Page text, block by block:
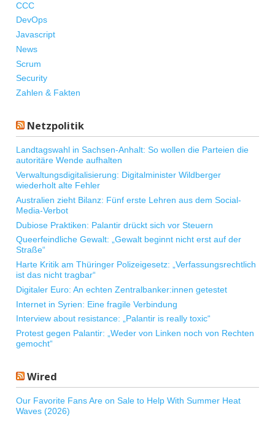
CCC
DevOps
Javascript
News
Scrum
Security
Zahlen & Fakten
Netzpolitik
Landtagswahl in Sachsen-Anhalt: So wollen die Parteien die
autoritäre Wende aufhalten
Verwaltungsdigitalisierung: Digitalminister Wildberger
wiederholt alte Fehler
Australien zieht Bilanz: Fünf erste Lehren aus dem Social-
Media-Verbot
Dubiose Praktiken: Palantir drückt sich vor Steuern
Queerfeindliche Gewalt: „Gewalt beginnt nicht erst auf der
Straße“
Harte Kritik am Thüringer Polizeigesetz: „Verfassungsrechtlich
ist das nicht tragbar“
Digitaler Euro: An echten Zentralbanker:innen getestet
Internet in Syrien: Eine fragile Verbindung
Interview about resistance: „Palantir is really toxic“
Protest gegen Palantir: „Weder von Linken noch von Rechten
gemocht“
Wired
Our Favorite Fans Are on Sale to Help With Summer Heat
Waves (2026)